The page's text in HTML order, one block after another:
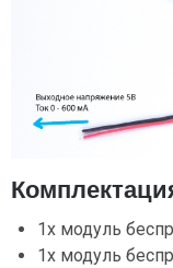
1х модуль
1х модуль